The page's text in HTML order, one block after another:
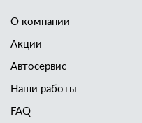
О компании
Акции
Автосервис
Наши работы
FAQ